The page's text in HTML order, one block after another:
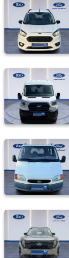
SSANGYONG
SUBARU
TESLA
TOYOTA
VOLKSWAGEN
VOLVO